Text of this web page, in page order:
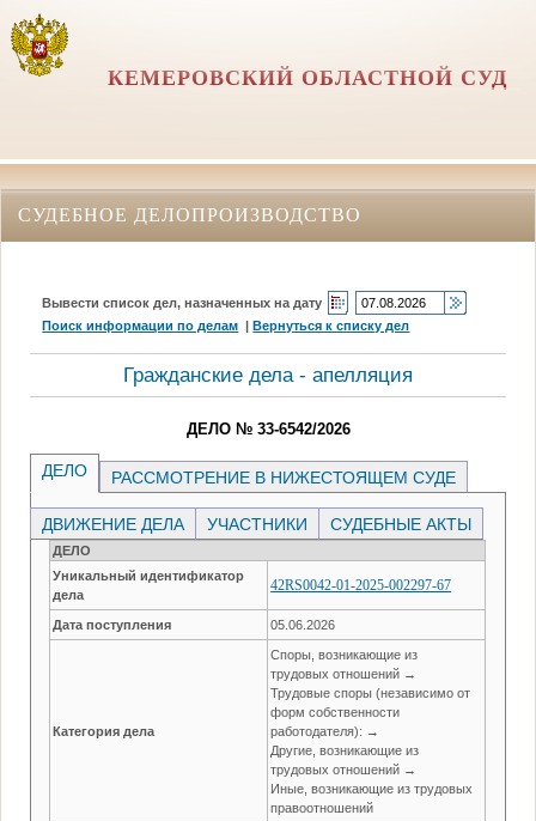
КЕМЕРОВСКИЙ ОБЛАСТНОЙ СУД
СУДЕБНОЕ ДЕЛОПРОИЗВОДСТВО
Вывести список дел, назначенных на дату
Поиск информации по делам |Вернуться к списку дел
Гражданские дела - апелляция
ДЕЛО № 33-6542/2026
ДЕЛО РАССМОТРЕНИЕ В НИЖЕСТОЯЩЕМ СУДЕ
ДВИЖЕНИЕ ДЕЛА УЧАСТНИКИ СУДЕБНЫЕ АКТЫ
ДЕЛО
Уникальный идентификатор
дела
42RS0042-01-2025-002297-67
Дата поступления 05.06.2026
Категория дела
Споры, возникающие из
трудовых отношений →
Трудовые споры (независимо от
форм собственности
работодателя): →
Другие, возникающие из
трудовых отношений →
Иные, возникающие из трудовых
правоотношений